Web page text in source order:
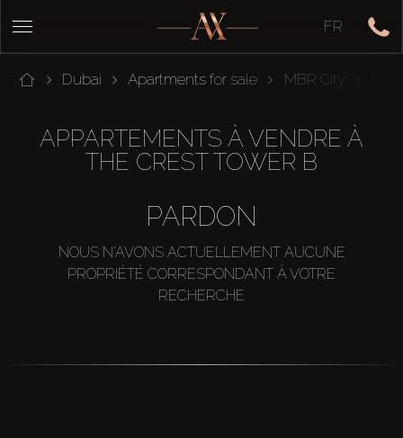
FR
Dubai Apartments for sale MBR City
APPARTEMENTS À VENDRE À
THE CREST TOWER B
PARDON
NOUS N'AVONS ACTUELLEMENT AUCUNE
PROPRIÉTÉ CORRESPONDANT À VOTRE
RECHERCHE